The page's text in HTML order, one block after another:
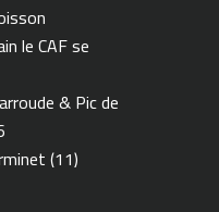
le CAF se
& Pic de
(11)